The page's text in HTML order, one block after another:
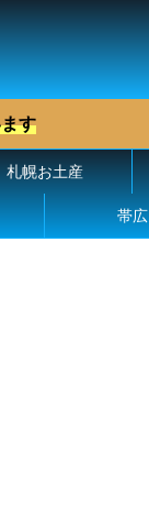
す
札幌お土産
帯広